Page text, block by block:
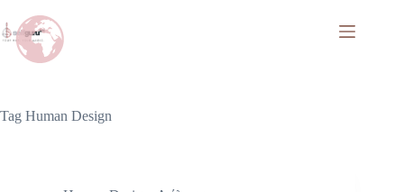
Tag Human Design